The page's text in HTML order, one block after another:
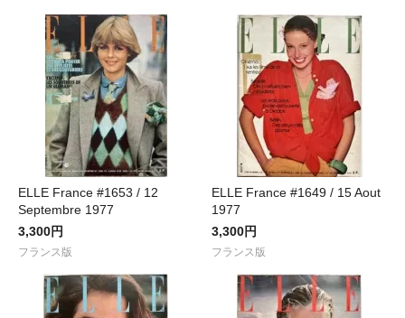
ELLE France #1653 / 12
Septembre 1977
3,300円
フランス版
ELLE France #1649 / 15 Aout
1977
3,300円
フランス版